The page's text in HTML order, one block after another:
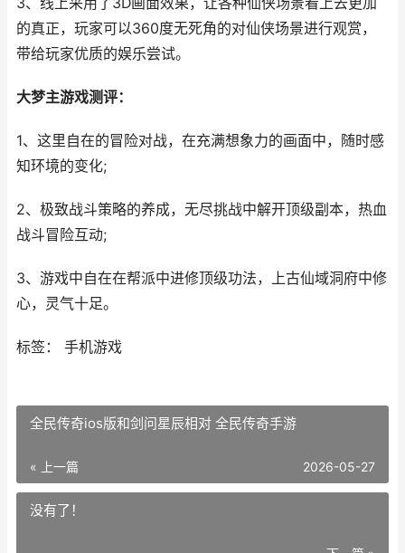
的真正，玩家可以360度无死角的对仙侠场景进行观赏，
带给玩家优质的娱乐尝试。
大梦主游戏测评：
1、这里自在的冒险对战，在充满想象力的画面中，随时感
知环境的变化;
2、极致战斗策略的养成，无尽挑战中解开顶级副本，热血
战斗冒险互动;
3、游戏中自在在帮派中进修顶级功法，上古仙域洞府中修
心，灵气十足。
标签： 手机游戏
全民传奇ios版和剑问星辰相对 全民传奇手游
« 上一篇 2026-05-27
没有了！